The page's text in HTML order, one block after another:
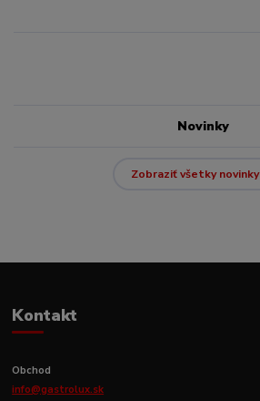
Novinky
Zobraziť všetky novinky
Kontakt
Obchod
info@gastrolux.sk